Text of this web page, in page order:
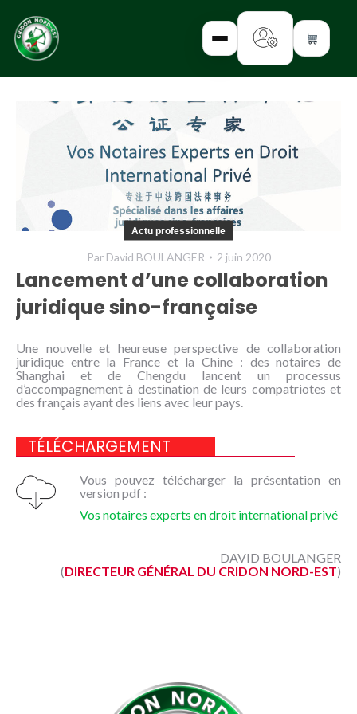
✕
INTERROGEZ-
FORMEZ-
VOUS
INFORMEZ-
VOUS
NOUS
CONNAÎTRE
Actu professionnelle
Par David BOULANGER 2 juin 2020
Lancement d’une collaboration
juridique sino-française
Une nouvelle et heureuse perspective de collaboration
juridique entre la France et la Chine : des notaires de
Shanghai et de Chengdu lancent un processus
d’accompagnement à destination de leurs compatriotes et
des français ayant des liens avec leur pays.
TÉLÉCHARGEMENT
Vous pouvez télécharger la présentation en
version pdf :
Vos notaires experts en droit international privé
DAVID BOULANGER
(DIRECTEUR GÉNÉRAL DU CRIDON NORD-EST)